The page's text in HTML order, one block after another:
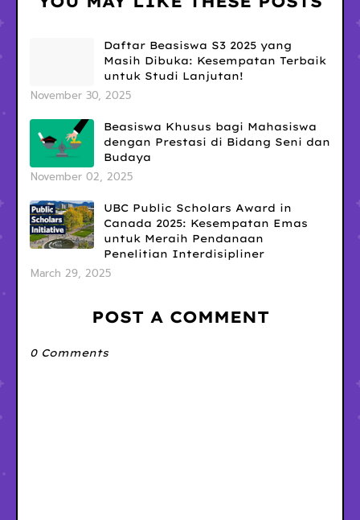
Daftar Beasiswa S3 2025 yang
Masih Dibuka: Kesempatan Terbaik
untuk Studi Lanjutan!
November 30, 2025
Beasiswa Khusus bagi Mahasiswa
dengan Prestasi di Bidang Seni dan
Budaya
November 02, 2025
UBC Public Scholars Award in
Canada 2025: Kesempatan Emas
untuk Meraih Pendanaan
Penelitian Interdisipliner
March 29, 2025
POST A COMMENT
0 Comments